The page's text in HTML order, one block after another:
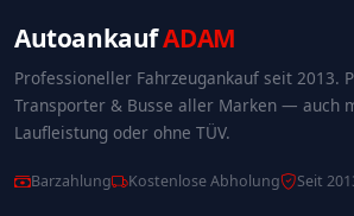
AutoankaufADAM
Professioneller Fahrzeugankauf seit 2013.
Transporter & Busse aller Marken — auch
Laufleistung oder ohne TÜV.
Barzahlung Kostenlose Abholung Seit